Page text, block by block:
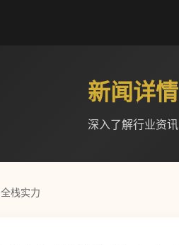
新闻详情
深入了解行业资讯
栈实力